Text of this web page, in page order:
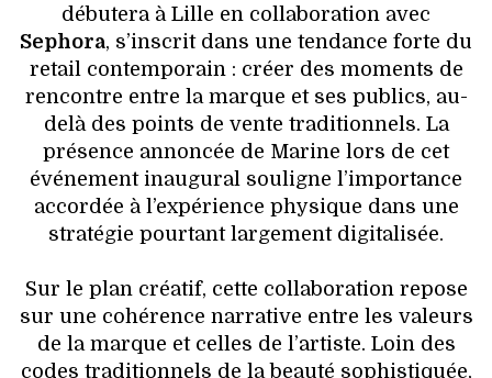
débutera à Lille en collaboration avec
Sephora, s’inscrit dans une tendance forte du
retail contemporain : créer des moments de
rencontre entre la marque et ses publics, au-
delà des points de vente traditionnels. La
présence annoncée de Marine lors de cet
événement inaugural souligne l’importance
accordée à l’expérience physique dans une
stratégie pourtant largement digitalisée.
Sur le plan créatif, cette collaboration repose
sur une cohérence narrative entre les valeurs
de la marque et celles de l’artiste. Loin des
codes traditionnels de la beauté sophistiquée,